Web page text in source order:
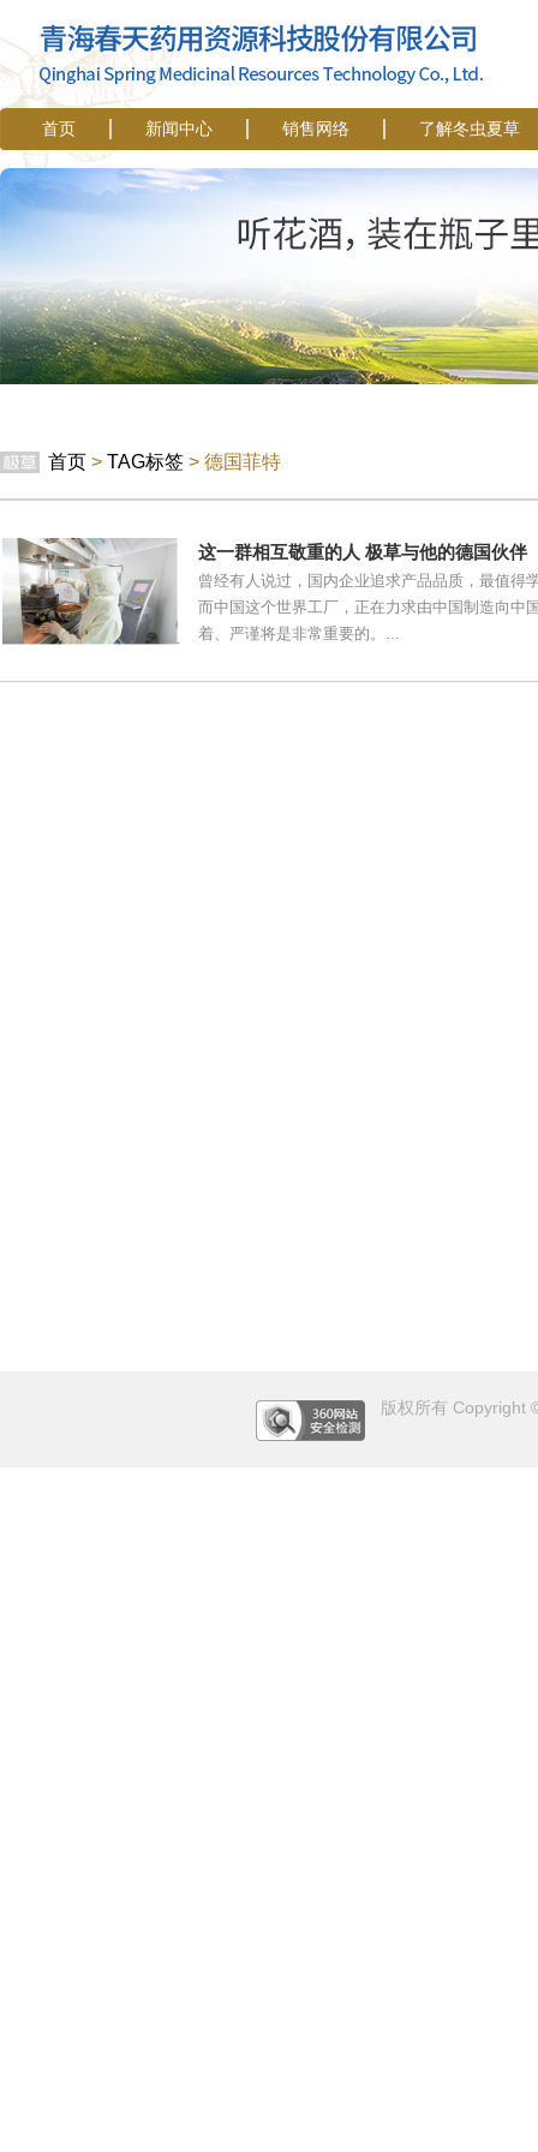
首页 新闻中心 销售网络 了解冬虫夏草
首页 > TAG标签 > 德国菲特
这一群相互敬重的人 极草与他的德国伙伴
曾经有人说过，国内企业追求产品品质，最值得
而中国这个世界工厂，正在力求由中国制造向中
着、严谨将是非常重要的。...
版权所有 Copyright